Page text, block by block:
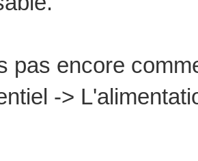
pas encore
->